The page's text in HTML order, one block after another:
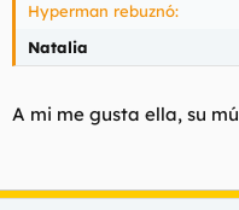
Hyperman rebuznó:
Natalia
A mi me gusta ella, su